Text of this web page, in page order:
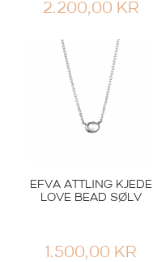
2.200,00 KR
EFVA ATTLING KJEDE
LOVE BEAD SØLV
1.500,00 KR